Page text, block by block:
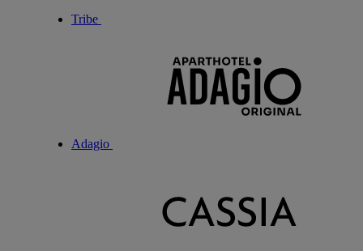
Tribe
Adagio